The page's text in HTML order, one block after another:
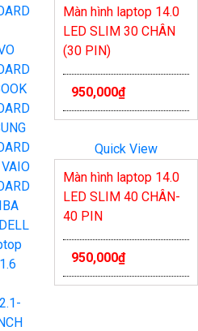
Màn hình laptop 14.0
LED SLIM 30 CHÂN
(30 PIN)
950,000₫
Quick View
Màn hình laptop 14.0
LED SLIM 40 CHÂN-
40 PIN
950,000₫